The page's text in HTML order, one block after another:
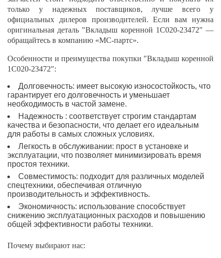
только у надежных поставщиков, лучше всего у
официальных дилеров производителей. Если вам нужна
оригинальная деталь "Вкладыш коренной 1C020-23472" —
обращайтесь в компанию «МС-партс».
Особенности и преимущества покупки "Вкладыш коренной
1C020-23472":
Долговечность: имеет высокую износостойкость, что
гарантирует его долговечность и уменьшает
необходимость в частой замене.
Надежность : соответствует строгим стандартам
качества и безопасности, что делает его идеальным
для работы в самых сложных условиях.
Легкость в обслуживании: прост в установке и
эксплуатации, что позволяет минимизировать время
простоя техники.
Совместимость: подходит для различных моделей
спецтехники, обеспечивая отличную
производительность и эффективность.
Экономичность: использование способствует
снижению эксплуатационных расходов и повышению
общей эффективности работы техники.
Почему выбирают нас: